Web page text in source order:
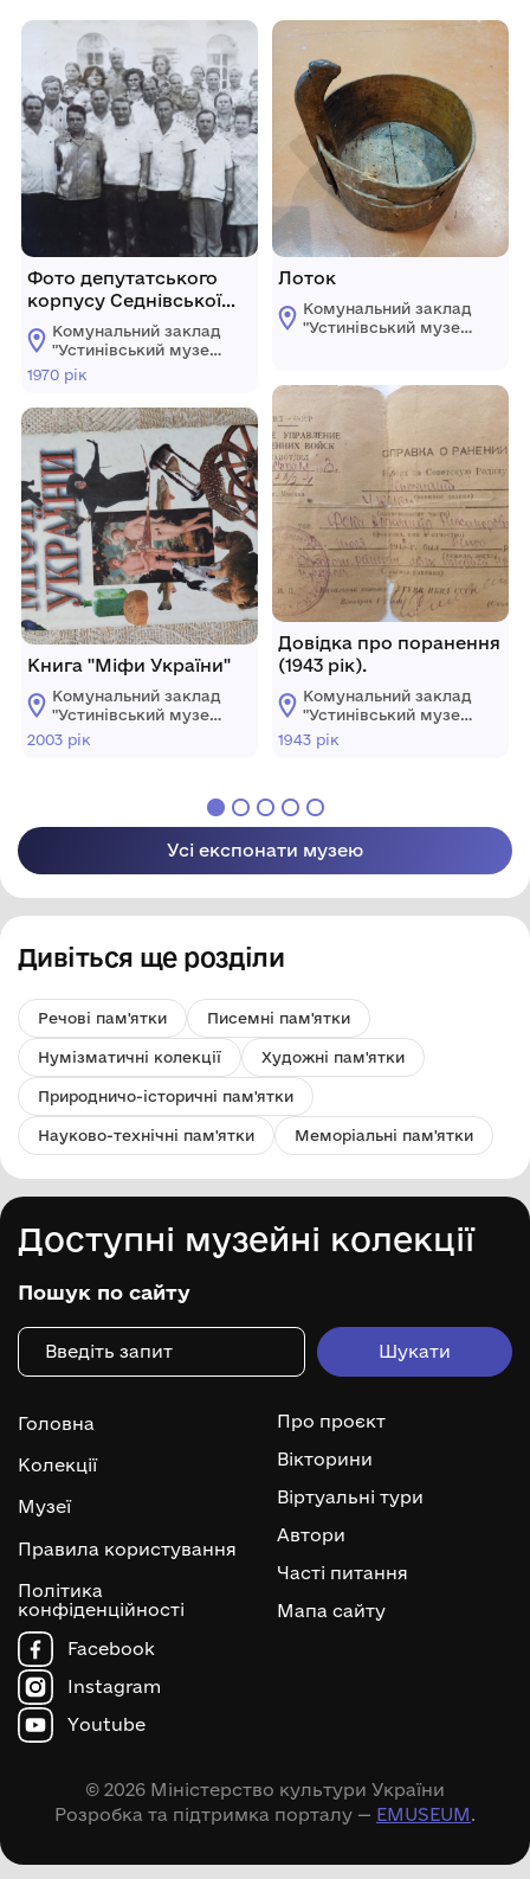
Фото депутатського
корпусу Седнівської
сільської ради (1970
рік).
Комунальний заклад
"Устинівський музей
історії" Устинівської
селищної ради
1970 рік
Книга "Міфи України"
Комунальний заклад
"Устинівський музей
історії" Устинівської
селищної ради
2003 рік
Лоток
Комунальний заклад
"Устинівський музей
Довідка про поранення
(1943 рік).
Комунальний заклад
"Устинівський музей
історії" Устинівської
селищної ради
1943 рік
Усі експонати музею
Дивіться ще розділи
Речові пам'ятки Писемні пам'ятки
Нумізматичні колекції Художні пам'ятки
Природничо-історичні пам'ятки
Науково-технічні пам'ятки Меморіальні пам'ятки
Доступні музейні колекції
Пошук по сайту
Головна
Колекції
Музеї
Правила користування
Політика
конфіденційності
Про проєкт
Вікторини
Віртуальні тури
Автори
Часті питання
Мапа сайту
Facebook
Instagram
Youtube
© 2026 Міністерство культури України
Розробка та підтримка порталу — EMUSEUM.